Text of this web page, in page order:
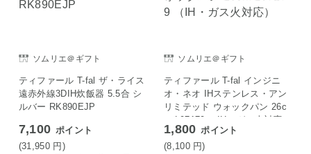
ソムリエ＠ギフト
ティファール T-fal ザ・ライス
遠赤外線3DIH炊飯器 5.5合 シ
ルバー RK890EJP
7,100 ポイント
(31,950 円 )
ソムリエ＠ギフト
ティファール T-fal インジニ
オ・ネオ IHステンレス・アン
リミテッド ウォックパン 26c
m L97179 （IH・ガス火対応）
1,800 ポイント
(8,100 円)